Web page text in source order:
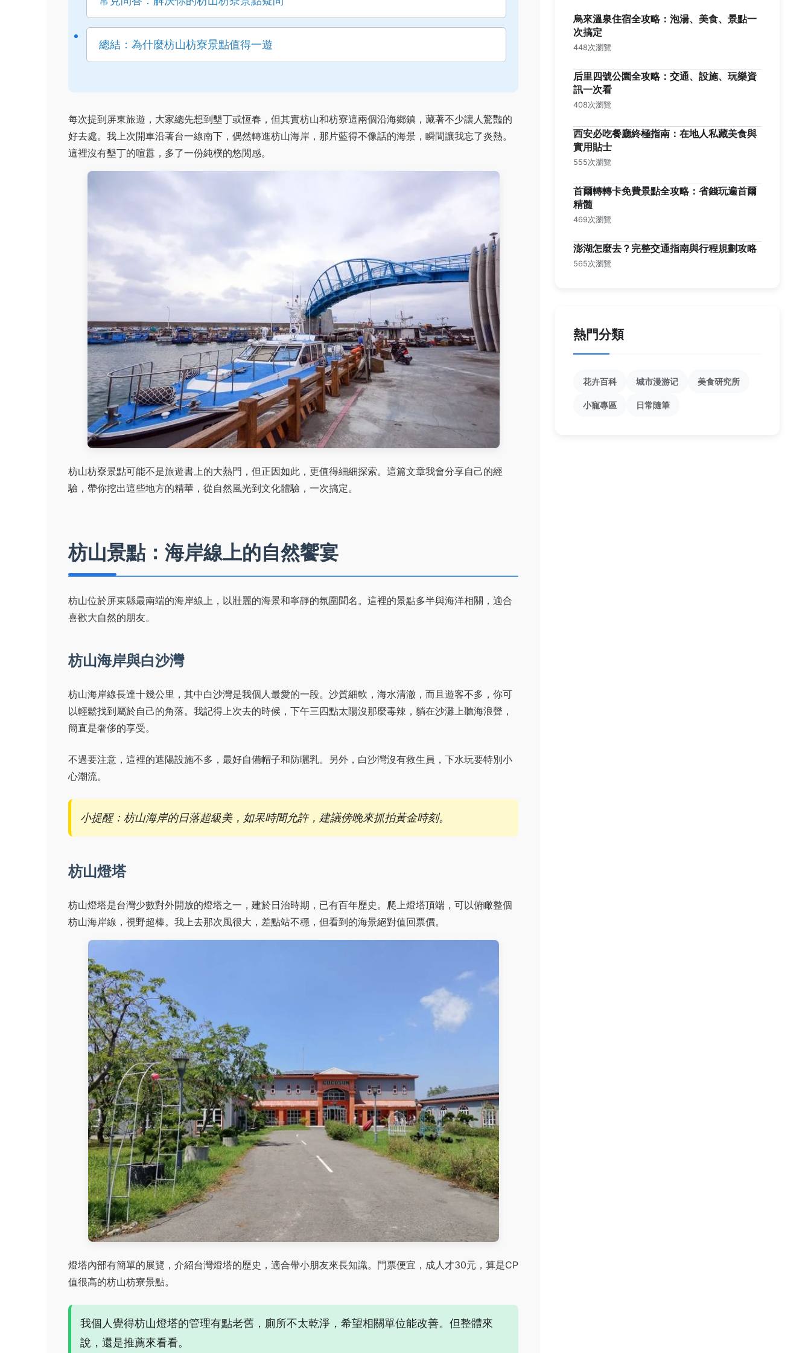
總結：為什麼枋山枋寮景點值得一遊
每次提到屏東旅遊，大家總先想到墾丁或恆春，但其實枋山和枋寮這兩個沿海鄉鎮，藏著不少讓人驚豔的
好去處。我上次開車沿著台一線南下，偶然轉進枋山海岸，那片藍得不像話的海景，瞬間讓我忘了炎熱。
這裡沒有墾丁的喧囂，多了一份純樸的悠閒感。
枋山枋寮景點可能不是旅遊書上的大熱門，但正因如此，更值得細細探索。這篇文章我會分享自己的經
驗，帶你挖出這些地方的精華，從自然風光到文化體驗，一次搞定。
枋山景點：海岸線上的自然饗宴
枋山位於屏東縣最南端的海岸線上，以壯麗的海景和寧靜的氛圍聞名。這裡的景點多半與海洋相關，適合
喜歡大自然的朋友。
枋山海岸與白沙灣
枋山海岸線長達十幾公里，其中白沙灣是我個人最愛的一段。沙質細軟，海水清澈，而且遊客不多，你可
以輕鬆找到屬於自己的角落。我記得上次去的時候，下午三四點太陽沒那麼毒辣，躺在沙灘上聽海浪聲，
簡直是奢侈的享受。
不過要注意，這裡的遮陽設施不多，最好自備帽子和防曬乳。另外，白沙灣沒有救生員，下水玩要特別小
心潮流。
小提醒：枋山海岸的日落超級美，如果時間允許，建議傍晚來抓拍黃金時刻。
枋山燈塔
枋山燈塔是台灣少數對外開放的燈塔之一，建於日治時期，已有百年歷史。爬上燈塔頂端，可以俯瞰整個
枋山海岸線，視野超棒。我上去那次風很大，差點站不穩，但看到的海景絕對值回票價。
燈塔內部有簡單的展覽，介紹台灣燈塔的歷史，適合帶小朋友來長知識。門票便宜，成人才30元，算是CP
值很高的枋山枋寮景點。
我個人覺得枋山燈塔的管理有點老舊，廁所不太乾淨，希望相關單位能改善。但整體來
說，還是推薦來看看。
烏來溫泉住宿全攻略：泡湯、美食、景點一
次搞定
448次瀏覽
后里四號公園全攻略：交通、設施、玩樂資
訊一次看
408次瀏覽
西安必吃餐廳終極指南：在地人私藏美食與
實用貼士
555次瀏覽
首爾轉轉卡免費景點全攻略：省錢玩遍首爾
精髓
469次瀏覽
澎湖怎麼去？完整交通指南與行程規劃攻略
565次瀏覽
熱門分類
花卉百科 城市漫游记 美食研究所
小寵專區 日常隨筆